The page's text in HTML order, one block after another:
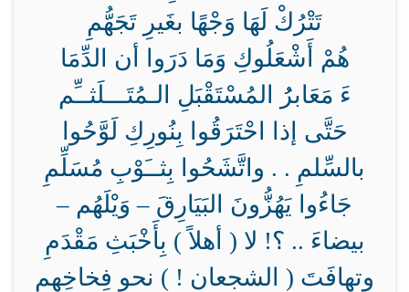
تَتْرُكْ لَهَا وَجْهًا بغَيرِ تَجَهُّمِ
هُمْ أَشْعَلُوكِ وَمَا دَرَوا أن الدِّمَا
ءَ مَعَابرُُ المُسْتَقْبَلِ الـمُتَـــلَثــِّم
حَتَّى إذا احْتَرَقُوا بِنُورِكِ لَوَّحُوا
بالسِّلمِ . . واتَّشَحُوا بِثــَوْبِ مُسَلِّمِ
جَاءُوا يَهُزُّونَ البَيَارِقَ – وَيْلَهُم –
بيضاءَ .. ؟! لا ( أهلاً ) بِأَخْبَثِ مَقْدَمِ
وتهافَتَ ( الشجعان ! ) نحو فِخاخِهِم